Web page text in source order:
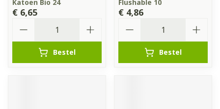
Katoen Bio 24
€ 6,65
Bestel
Flushable 10
€ 4,86
Bestel